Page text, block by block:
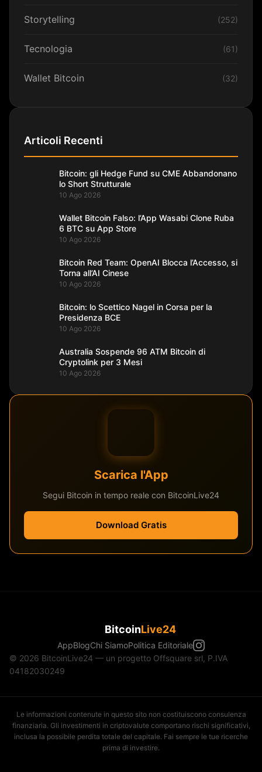
Storytelling (252)
Tecnologia (61)
Wallet Bitcoin (32)
Articoli Recenti
Bitcoin: gli Hedge Fund su CME Abbandonano
lo Short Strutturale
10 Ago 2026
Wallet Bitcoin Falso: l’App Wasabi Clone Ruba
6 BTC su App Store
10 Ago 2026
Bitcoin Red Team: OpenAI Blocca l’Accesso, si
Torna all’AI Cinese
10 Ago 2026
Bitcoin: lo Scettico Nagel in Corsa per la
Presidenza BCE
10 Ago 2026
Australia Sospende 96 ATM Bitcoin di
Cryptolink per 3 Mesi
10 Ago 2026
Scarica l'App
Segui Bitcoin in tempo reale con BitcoinLive24
Download Gratis
BitcoinLive24
AppBlogChi SiamoPolitica Editoriale
© 2026 BitcoinLive24 — un progetto Offsquare srl, P.IVA
04182030249
Le informazioni contenute in questo sito non costituiscono consulenza
finanziaria. Gli investimenti in criptovalute comportano rischi significativi,
inclusa la possibile perdita totale del capitale. Fai sempre le tue ricerche
prima di investire.